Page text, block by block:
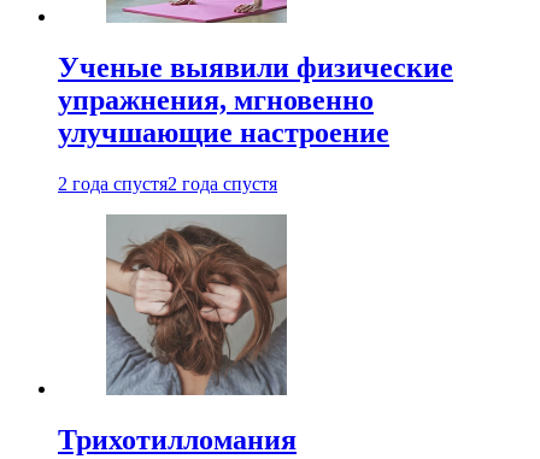
Ученые выявили физические
упражнения, мгновенно
улучшающие настроение
2 года спустя2 года спустя
Трихотилломания